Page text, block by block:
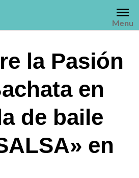
Menu
la Pasión
en
de baile
en